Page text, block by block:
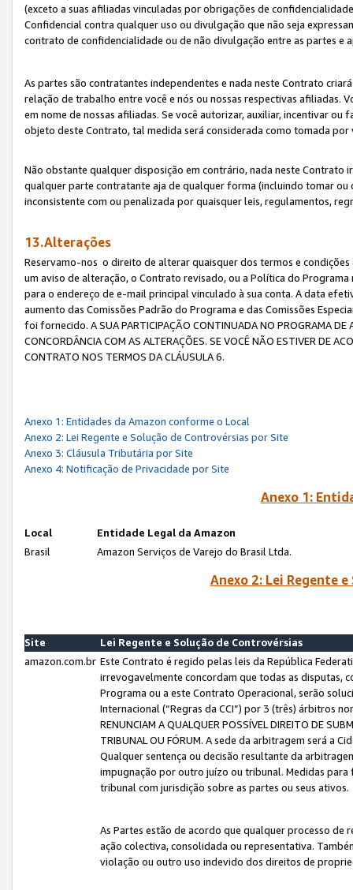
(exceto a suas afiliadas vinculadas por obrigações de
Confidencial contra qualquer uso ou divulgação que não seja
contrato de confidencialidade ou de não divulgação entre as partes e
As partes são contratantes independentes e nada neste Contrato
relação de trabalho entre você e nós ou nossas respectivas afiliadas.
em nome de nossas afiliadas. Se você autorizar, auxiliar, incentivar
objeto deste Contrato, tal medida será considerada como tomada por
Não obstante qualquer disposição em contrário, nada neste
qualquer parte contratante aja de qualquer forma (incluindo tomar ou
inconsistente com ou penalizada por quaisquer leis, regulamentos,
13.Alterações
Reservamo-nos o direito de alterar quaisquer dos termos e
um aviso de alteração, o Contrato revisado, ou a Política do
para o endereço de e-mail principal vinculado à sua conta. A data
aumento das Comissões Padrão do Programa e das Comissões
foi fornecido. A SUA PARTICIPAÇÃO CONTINUADA NO PROGRAMA DE
CONCORDÂNCIA COM AS ALTERAÇÕES. SE VOCÊ NÃO ESTIVER DE
CONTRATO NOS TERMOS DA CLÁUSULA 6.
Anexo 1: Entidades da Amazon conforme o Local
Anexo 2: Lei Regente e Solução de Controvérsias por Site
Anexo 3: Cláusula Tributária por Site
Anexo 4: Notificação de Privacidade por Site
Anexo 1:
Local
Entidade Legal da Amazon
Brasil
Amazon Serviços de Varejo do Brasil Ltda.
Anexo 2: Lei Regente
Site
Lei Regente e Solução de Controvérsias
amazon.com.br Este Contrato é regido pelas leis da República
irrevogavelmente concordam que todas as disputas,
Programa ou a este Contrato Operacional, serão
Internacional (“Regras da CCI”) por 3 (três) árbitros
RENUNCIAM A QUALQUER POSSÍVEL DIREITO DE
TRIBUNAL OU FÓRUM. A sede da arbitragem será a
Qualquer sentença ou decisão resultante da
impugnação por outro juízo ou tribunal. Medidas
tribunal com jurisdição sobre as partes ou seus ativos.
As Partes estão de acordo que qualquer processo
ação colectiva, consolidada ou representativa.
violação ou outro uso indevido dos direitos de